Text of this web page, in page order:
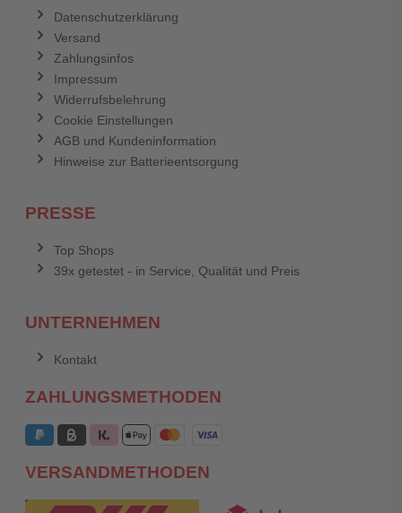
Datenschutzerklärung
Versand
Zahlungsinfos
Impressum
Widerrufsbelehrung
Cookie Einstellungen
AGB und Kundeninformation
Hinweise zur Batterieentsorgung
PRESSE
Top Shops
39x getestet - in Service, Qualität und Preis
UNTERNEHMEN
Kontakt
ZAHLUNGSMETHODEN
VERSANDMETHODEN